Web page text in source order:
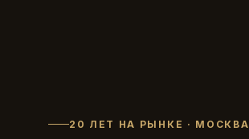
20 ЛЕТ НА РЫНКЕ · МОСКВА